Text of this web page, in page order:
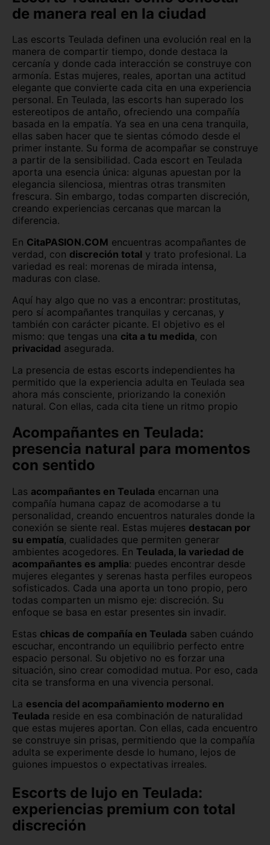
de manera real en la ciudad
Las escorts Teulada definen una evolución real en la
manera de compartir tiempo, donde destaca la
cercanía y donde cada interacción se construye con
armonía. Estas mujeres, reales, aportan una actitud
elegante que convierte cada cita en una experiencia
personal. En Teulada, las escorts han superado los
estereotipos de antaño, ofreciendo una compañía
basada en la empatía. Ya sea en una cena tranquila,
ellas saben hacer que te sientas cómodo desde el
primer instante. Su forma de acompañar se construye
a partir de la sensibilidad. Cada escort en Teulada
aporta una esencia única: algunas apuestan por la
elegancia silenciosa, mientras otras transmiten
frescura. Sin embargo, todas comparten discreción,
creando experiencias cercanas que marcan la
diferencia.
En CitaPASION.COM encuentras acompañantes de
verdad, con discreción total y trato profesional. La
variedad es real: morenas de mirada intensa,
maduras con clase.
Aquí hay algo que no vas a encontrar: prostitutas,
pero sí acompañantes tranquilas y cercanas, y
también con carácter picante. El objetivo es el
mismo: que tengas una cita a tu medida, con
privacidad asegurada.
La presencia de estas escorts independientes ha
permitido que la experiencia adulta en Teulada sea
ahora más consciente, priorizando la conexión
natural. Con ellas, cada cita tiene un ritmo propio
Acompañantes en Teulada:
presencia natural para momentos
con sentido
Las acompañantes en Teulada encarnan una
compañía humana capaz de acomodarse a tu
personalidad, creando encuentros naturales donde la
conexión se siente real. Estas mujeres destacan por
su empatía, cualidades que permiten generar
ambientes acogedores. En Teulada, la variedad de
acompañantes es amplia: puedes encontrar desde
mujeres elegantes y serenas hasta perfiles europeos
sofisticados. Cada una aporta un tono propio, pero
todas comparten un mismo eje: discreción. Su
enfoque se basa en estar presentes sin invadir.
Estas chicas de compañía en Teulada saben cuándo
escuchar, encontrando un equilibrio perfecto entre
espacio personal. Su objetivo no es forzar una
situación, sino crear comodidad mutua. Por eso, cada
cita se transforma en una vivencia personal.
La esencia del acompañamiento moderno en
Teulada reside en esa combinación de naturalidad
que estas mujeres aportan. Con ellas, cada encuentro
se construye sin prisas, permitiendo que la compañía
adulta se experimente desde lo humano, lejos de
guiones impuestos o expectativas irreales.
Escorts de lujo en Teulada:
experiencias premium con total
discreción